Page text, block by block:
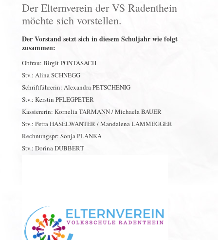
Der Elternverein der VS Radenthein
möchte sich vorstellen.
Der Vorstand setzt sich in diesem Schuljahr wie folgt
zusammen:
Obfrau: Birgit PONTASACH
Stv.: Alina SCHNEGG
Schriftführerin: Alexandra PETSCHENIG
Stv.: Kerstin PFLEGPETER
Kassiererin: Kornelia TARMANN / Michaela BAUER
Stv.: Petra HASELWANTER / Mandalena LAMMEGGER
Rechnungspr: Sonja PLANKA
Stv.: Dorina DUBBERT